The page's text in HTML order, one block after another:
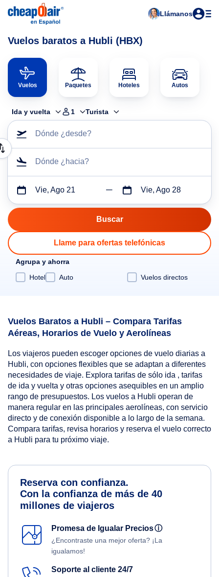
Llámanos
Vuelos baratos a Hubli (HBX)
Vuelos Paquetes Hoteles Autos
Ida y vuelta 1 Turista
Dónde ¿desde?
Dónde ¿hacia?
Vie, Ago 21 Vie, Ago 28
Llame para ofertas telefónicas
Agrupa y ahorra
Hotel
Auto Vuelos directos
Vuelos Baratos a Hubli – Compara Tarifas
Aéreas, Horarios de Vuelo y Aerolíneas
Los viajeros pueden escoger opciones de vuelo diarias a
Hubli, con opciones flexibles que se adaptan a diferentes
necesidades de viaje. Explora tarifas de sólo ida , tarifas
de ida y vuelta y otras opciones asequibles en un amplio
rango de presupuestos. Los vuelos a Hubli operan de
manera regular en las principales aerolíneas, con servicio
directo y de conexión disponible a lo largo de la semana.
Compara tarifas, revisa horarios y reserva el vuelo correcto
a Hubli para tu próximo viaje.
Reserva con confianza.
Con la confianza de más de 40
millones de viajeros
Promesa de Igualar Preciosⓘ
¿Encontraste una mejor oferta? ¡La
igualamos!
Soporte al cliente 24/7